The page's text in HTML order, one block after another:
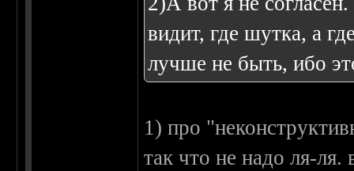
видит, где шутка, а
лучше не быть, ибо
1) про
так что не надо ля-